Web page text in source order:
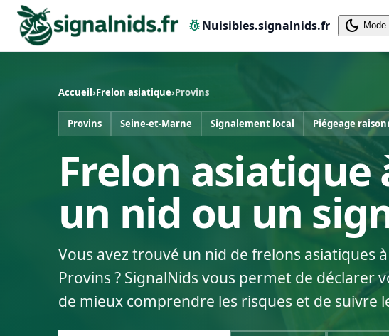
pest_controlNuisibles.signalnids.fr dark_mode Mode
Accueil›Frelon asiatique›Provins
Provins Seine-et-Marne Signalement local Piégeage
Frelon asiatique
un nid ou un
Vous avez trouvé un nid de frelons asiatiques
Provins ? SignalNids vous permet de déclarer
de mieux comprendre les risques et de suivre